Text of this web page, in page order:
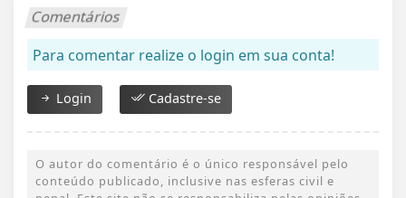
Comentários
Para comentar realize o login em sua conta!
Login Cadastre-se
O autor do comentário é o único responsável pelo
conteúdo publicado, inclusive nas esferas civil e